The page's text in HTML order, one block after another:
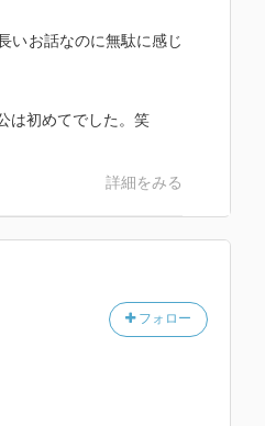
いお話なのに無駄に感じ
は初めてでした。笑
詳細をみる
フォロー